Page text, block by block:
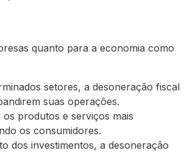
quanto para a economia como
setores, a desoneração fiscal
suas operações.
produtos e serviços mais
os consumidores.
dos investimentos, a desoneração